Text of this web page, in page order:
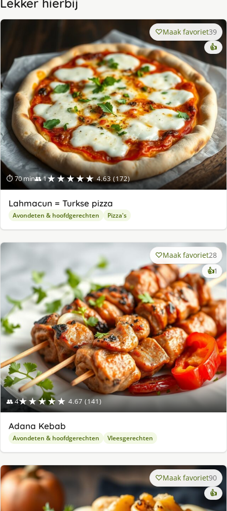
Lekker hierbij
⏱ 70 min👥 1★★★★★ 4.63 (172)
Maak favoriet39
👍
Lahmacun = Turkse pizza
Avondeten & hoofdgerechten Pizza's
👥 4★★★★★ 4.67 (141)
Maak favoriet28
👍1
Adana Kebab
Avondeten & hoofdgerechten Vleesgerechten
Maak favoriet90
👍